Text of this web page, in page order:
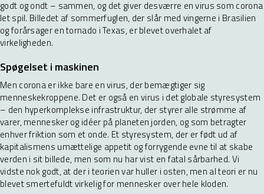
godt og ondt – sammen, og det giver desværre en virus som corona
let spil. Billedet af sommerfuglen, der slår med vingerne i Brasilien
og forårsager en tornado i Texas, er blevet overhalet af
virkeligheden.
Spøgelset i maskinen
Men corona er ikke bare en virus, der bemægtiger sig
menneskekroppene. Det er også en virus i det globale styresystem
– den hyperkomplekse infrastruktur, der styrer alle strømme af
varer, mennesker og idéer på planeten jorden, og som betragter
enhver friktion som et onde. Et styresystem, der er født ud af
kapitalismens umættelige appetit og forrygende evne til at skabe
verden i sit billede, men som nu har vist en fatal sårbarhed. Vi
vidste nok godt, at der i teorien var huller i osten, men al teori er nu
blevet smertefuldt virkelig for mennesker over hele kloden.